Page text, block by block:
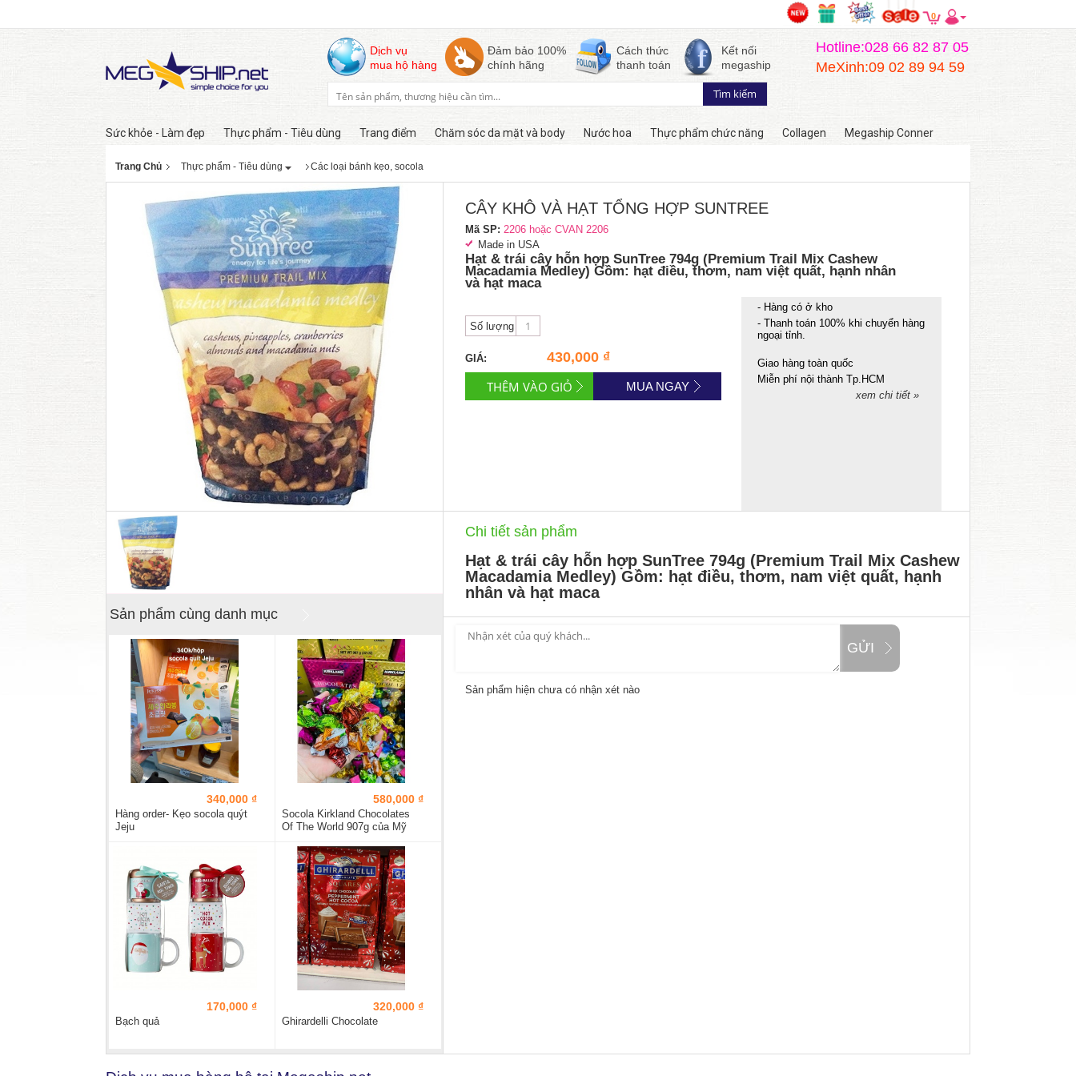
0
Dịch vụ
mua hộ hàng
Đảm bảo 100%
chính hãng
Cách thức
thanh toán
Kết nối
megaship
Hotline:028 66 82 87 05
MeXinh:09 02 89 94 59
Sức khỏe - Làm đẹp Thực phẩm - Tiêu dùng Trang điểm Chăm sóc da mặt và body Nước hoa Thực phẩm chức năng Collagen Megaship Conner
Trang Chủ Thực phẩm - Tiêu dùng Các loại bánh kẹo, socola
Còn hàng
Sản phẩm cùng danh mục
340,000 ₫
Hàng order- Kẹo socola quýt
Jeju
580,000 ₫
Socola Kirkland Chocolates
Of The World 907g của Mỹ
170,000 ₫
Bạch quả
320,000 ₫
Ghirardelli Chocolate
CÂY KHÔ VÀ HẠT TỔNG HỢP SUNTREE
Mã SP: 2206 hoặc CVAN 2206
Made in USA
Hạt & trái cây hỗn hợp SunTree 794g (Premium Trail Mix Cashew
Macadamia Medley) Gồm: hạt điều, thơm, nam việt quất, hạnh nhân
và hạt maca
Số lượng
GIÁ: 430,000 ₫
MUA NGAY
- Hàng có ở kho
- Thanh toán 100% khi chuyển hàng
ngoại tỉnh.
Giao hàng toàn quốc
Miễn phí nội thành Tp.HCM
xem chi tiết »
Chi tiết sản phẩm
Hạt & trái cây hỗn hợp SunTree 794g (Premium Trail Mix Cashew
Macadamia Medley) Gồm: hạt điều, thơm, nam việt quất, hạnh
nhân và hạt maca
GỬI
Sản phẩm hiện chưa có nhận xét nào